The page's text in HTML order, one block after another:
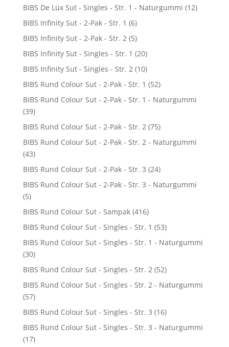
BIBS De Lux Sut - Singles - Str. 1 - Naturgummi (12)
BIBS Infinity Sut - 2-Pak - Str. 1 (6)
BIBS Infinity Sut - 2-Pak - Str. 2 (5)
BIBS Infinity Sut - Singles - Str. 1 (20)
BIBS Infinity Sut - Singles - Str. 2 (10)
BIBS Rund Colour Sut - 2-Pak - Str. 1 (52)
BIBS Rund Colour Sut - 2-Pak - Str. 1 - Naturgummi
(39)
BIBS Rund Colour Sut - 2-Pak - Str. 2 (75)
BIBS Rund Colour Sut - 2-Pak - Str. 2 - Naturgummi
(43)
BIBS Rund Colour Sut - 2-Pak - Str. 3 (24)
BIBS Rund Colour Sut - 2-Pak - Str. 3 - Naturgummi
(5)
BIBS Rund Colour Sut - Sampak (416)
BIBS Rund Colour Sut - Singles - Str. 1 (53)
BIBS Rund Colour Sut - Singles - Str. 1 - Naturgummi
(30)
BIBS Rund Colour Sut - Singles - Str. 2 (52)
BIBS Rund Colour Sut - Singles - Str. 2 - Naturgummi
(57)
BIBS Rund Colour Sut - Singles - Str. 3 (16)
BIBS Rund Colour Sut - Singles - Str. 3 - Naturgummi
(17)